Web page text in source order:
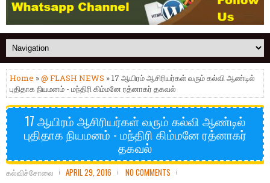
Home »@ FLASH NEWS » 17 ஆயிரம் ஆசிரியர்கள் வரும் கல்வி ஆண்டில்
புதிதாக நியமனம் - மந்திரி கிம்மனே ரத்னாகர் தகவல்
17 ஆயிரம் ஆசிரியர்கள் வரும் கல்வி ஆண்டில்
புதிதாக நியமனம் - மந்திரி கிம்மனே ரத்னாகர்
தகவல்
கல்விச்சோலை APRIL 29, 2016 NO COMMENTS